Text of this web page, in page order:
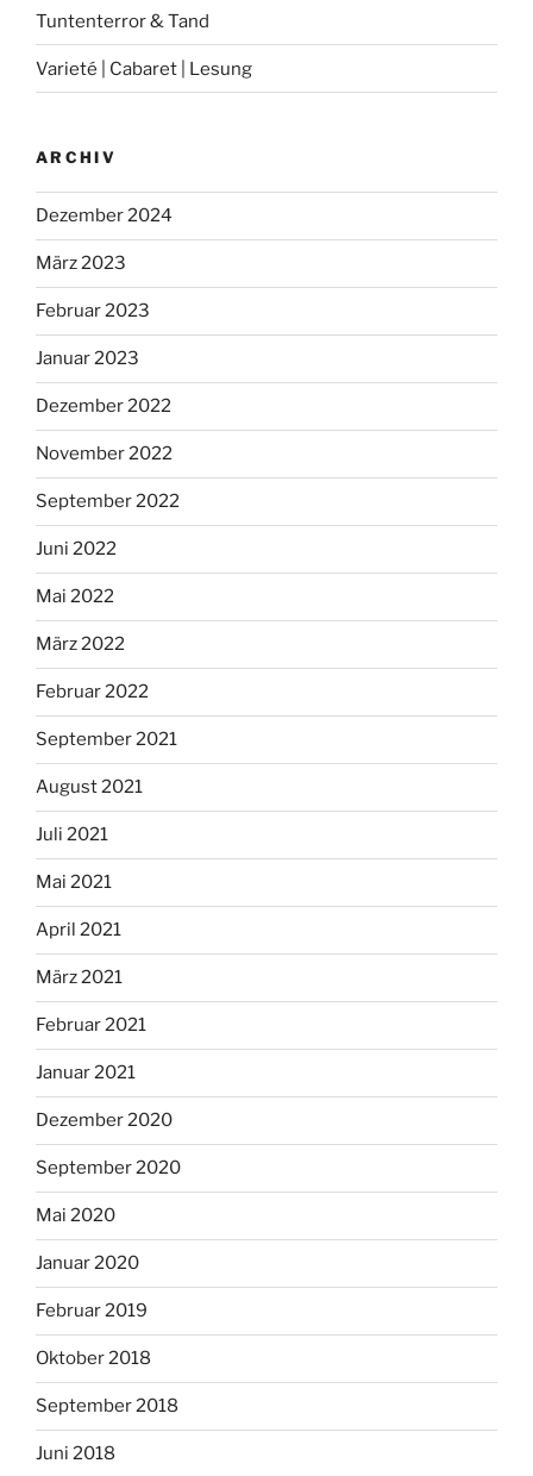
Tuntenterror & Tand
Varieté | Cabaret | Lesung
ARCHIV
Dezember 2024
März 2023
Februar 2023
Januar 2023
Dezember 2022
November 2022
September 2022
Juni 2022
Mai 2022
März 2022
Februar 2022
September 2021
August 2021
Juli 2021
Mai 2021
April 2021
März 2021
Februar 2021
Januar 2021
Dezember 2020
September 2020
Mai 2020
Januar 2020
Februar 2019
Oktober 2018
September 2018
Juni 2018